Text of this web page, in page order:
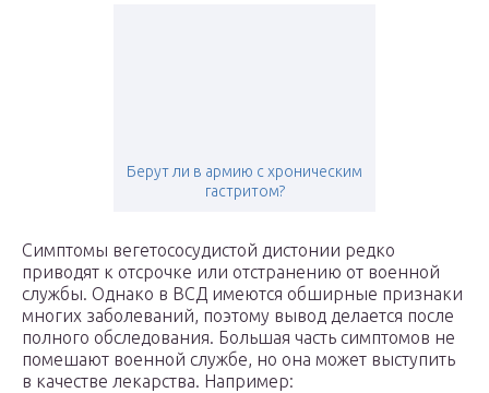
Берут ли в армию с хроническим
гастритом?
Симптомы вегетососудистой дистонии редко
приводят к отсрочке или отстранению от военной
службы. Однако в ВСД имеются обширные признаки
многих заболеваний, поэтому вывод делается после
полного обследования. Большая часть симптомов не
помешают военной службе, но она может выступить
в качестве лекарства. Например: